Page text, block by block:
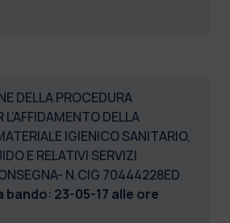
DELLA PROCEDURA
DELLA
IGIENICO SANITARIO,
E RELATIVI SERVIZI
N.CIG 70444228ED
bando: 23-05-17 alle ore